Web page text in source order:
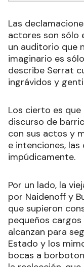
Las
actores son sólo
un auditorio que
imaginario es
describe Serrat
ingrávidos y
Los cierto es
discurso de
con sus actos y
e intenciones, las
impúdicamente.
Por un lado, la
por Naidenoff y
que supieron
pequeños
alcanzan para
Estado y los
bocas a